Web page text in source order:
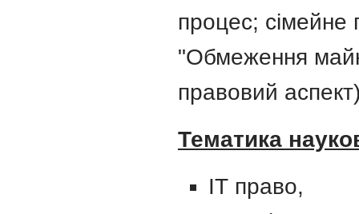
процес;
"Обмеження
правовий
Тематика
ІТ право,